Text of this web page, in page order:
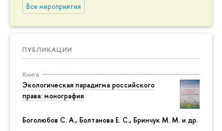
Все мероприятия
ПУБЛИКАЦИИ
Книга
Экологическая парадигма российского
права: монография
Боголюбов С. А., Болтанова Е. С., Бринчук М. М. и др.